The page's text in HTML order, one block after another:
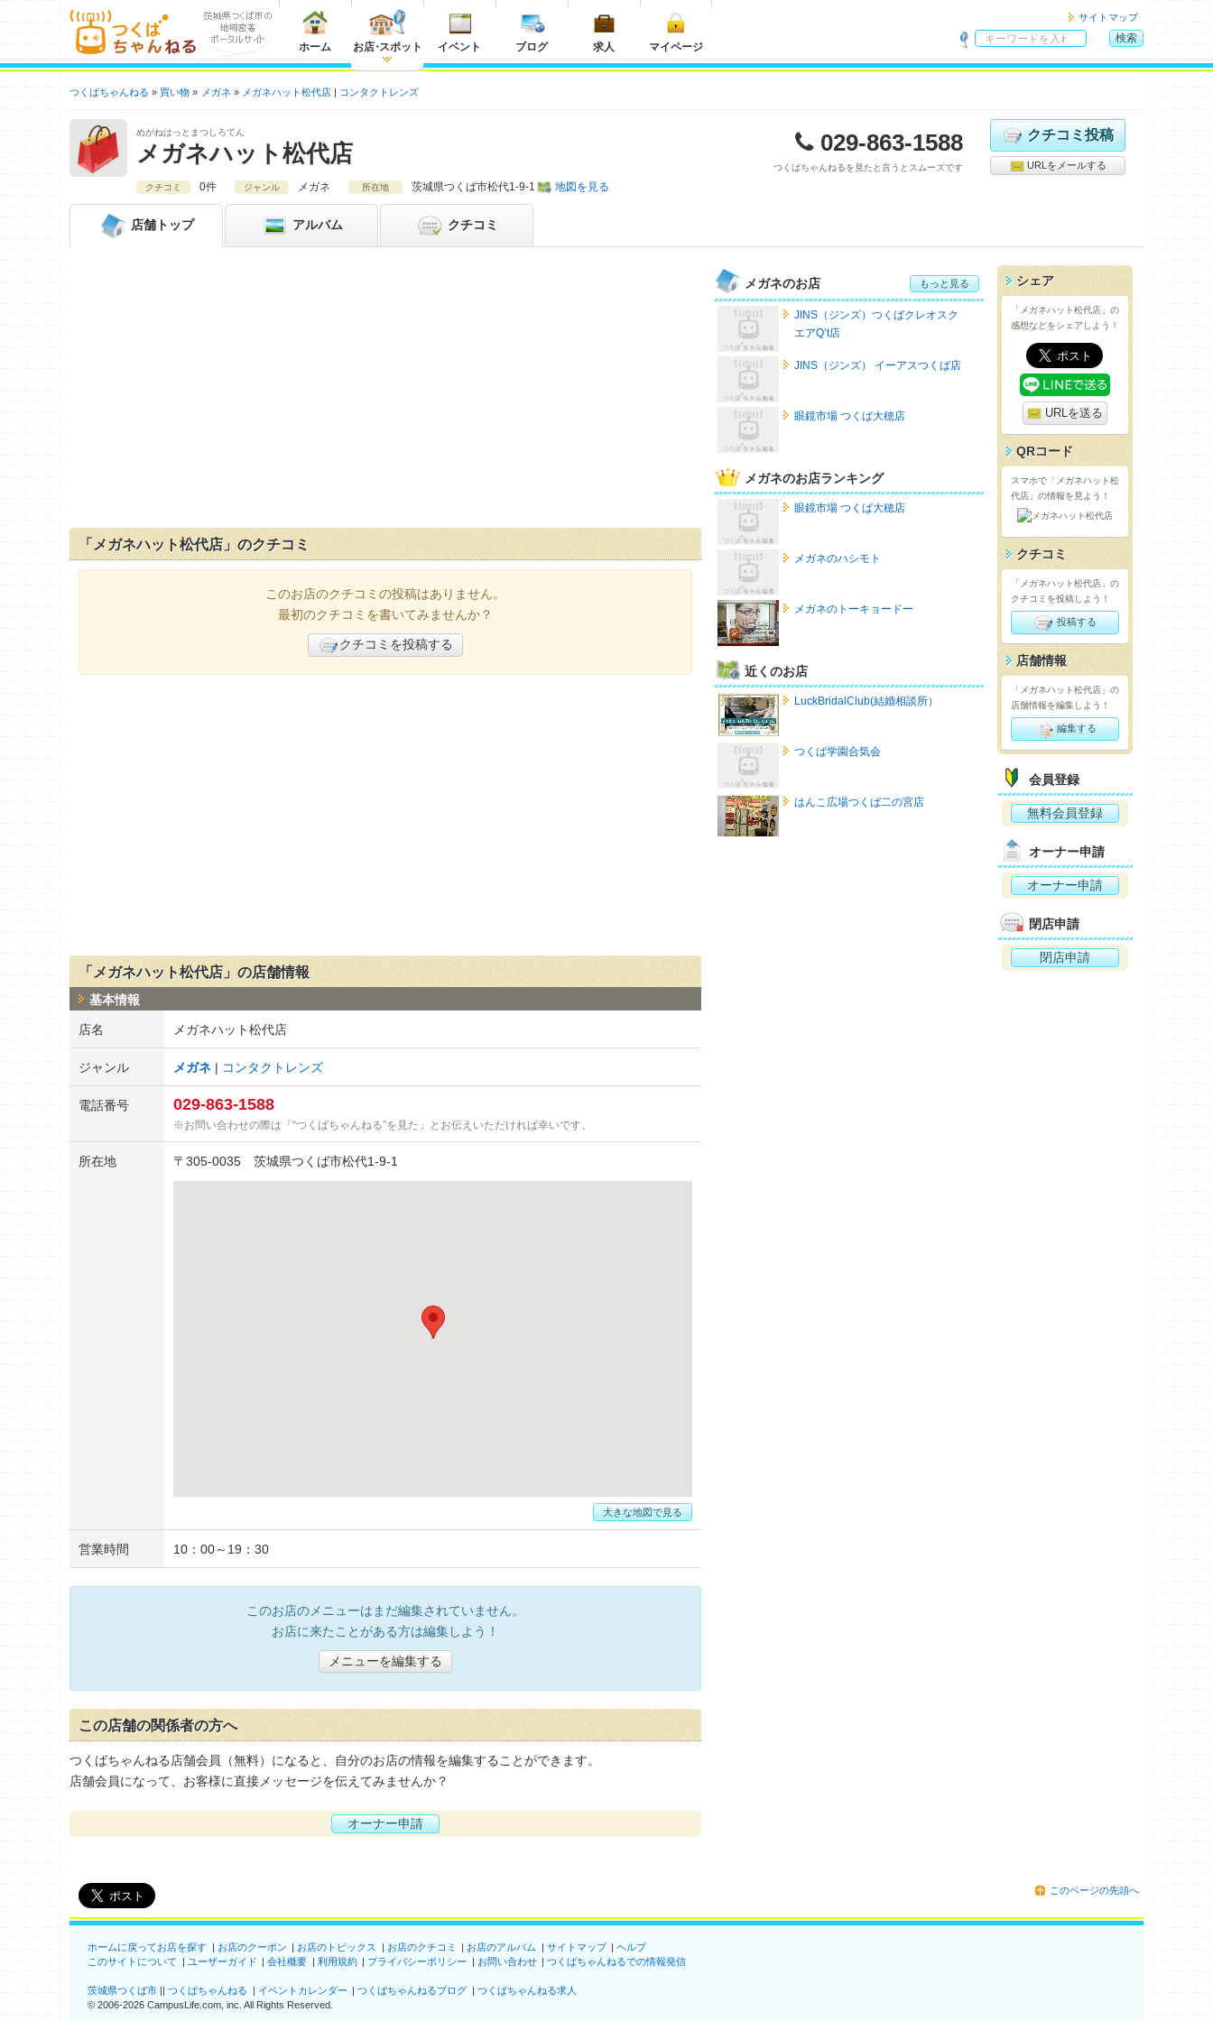
ホーム お店・スポット イベント ブログ 求人 マイページ
サイトマップ
内
索
検索
つくばちゃんねる 買い物 メガネ メガネハット松代店 コンタクトレンズ
めがねはっとまつしろてん
メガネハット松代店 029-863-1588
つくばちゃんねるを見たと言うとスムーズです
クチコミ投稿
URLをメールする
クチコミ 0件 ジャンル メガネ 所在地 茨城県つくば市松代1-9-1 地図を見る
店舗 トップ アルバム クチコミ
「メガネハット松代店」のクチコミ
このお店のクチコミの投稿はありません。
最初のクチコミを書いてみませんか？
クチコミを投稿する
「メガネハット松代店」の店舗情報
基本情報
店名 メガネハット松代店
ジャンル メガネ コンタクトレンズ
電話番号 029-863-1588
お問い合わせの際は「“つくばちゃんねる”を見た」とお伝えいただければ幸いです。
所在地 〒 305-0035 茨城県つくば市松代1-9-1
大きな地図で見る
営業時間 10：00～19：30
このお店のメニューはまだ編集されていません。
お店に来たことがある方は編集しよう！
メニューを編集する
この店舗の関係者の方へ
つくばちゃんねる店舗会員（無料）になると、自分のお店の情報を編集することができます。
店舗会員になって、お客様に直接メッセージを伝えてみませんか？
オーナー申請
メガネのお店 もっと見る
JINS（ジンズ）つくばクレオスク
エアQ’t店
JINS（ジンズ） イーアスつくば店
眼鏡市場 つくば大穂店
メガネのお店ランキング
眼鏡市場 つくば大穂店
メガネのハシモト
メガネのトーキョードー
近くのお店
LuckBridalClub(結婚相談所）
つくば学園合気会
はんこ広場つくば二の宮店
シェア
「メガネハット松代店」の
感想などをシェアしよう！
URLを送る
QRコード
スマホで「メガネハット松
代店」の情報を見よう！
クチコミ
「メガネハット松代店」の
クチコミを投稿しよう！
投稿する
店舗情報
「メガネハット松代店」の
店舗情報を編集しよう！
編集する
会員登録
無料会員登録
オーナー申請
オーナー申請
閉店申請
閉店申請
このページの先頭へ
ホームに戻ってお店を探す お店のクーポン お店のトピックス お店のクチコミ お店のアルバム サイトマップ
ヘルプ
このサイトについて
ユーザーガイド 会社概要 利用規約 プライバシーポリシー お問い合わせ つくばちゃんねるでの情報発信
茨城県つくば市 つくばちゃんねる イベントカレンダー つくばちゃんねるブログ
つくばちゃんねる求人
© 2006-2026 CampusLife.com, inc. All Rights Reserved